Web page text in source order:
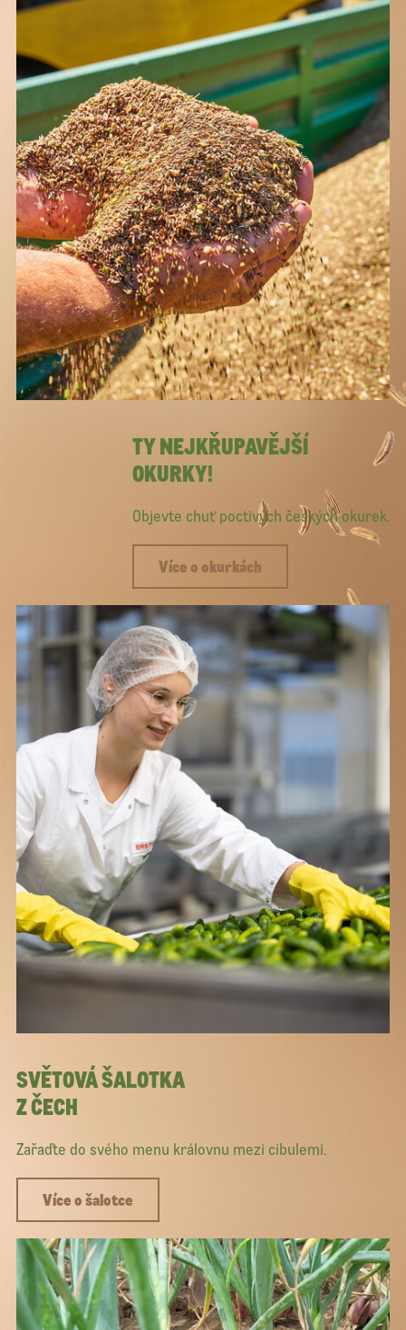
TY NEJKŘUPAVĚJŠÍ
OKURKY!
Objevte chuť poctivých českých okurek.
Více o okurkách
SVĚTOVÁ ŠALOTKA
Z ČECH
Zařaďte do svého menu královnu mezi cibulemi.
Více o šalotce